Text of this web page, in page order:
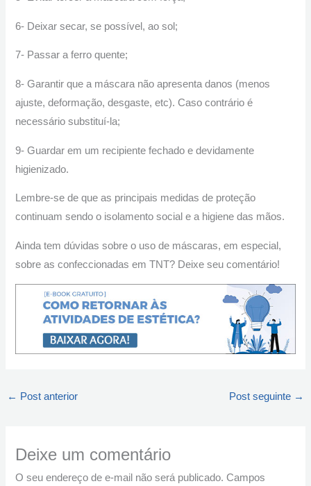
6- Deixar secar, se possível, ao sol;
7- Passar a ferro quente;
8- Garantir que a máscara não apresenta danos (menos
ajuste, deformação, desgaste, etc). Caso contrário é
necessário substituí-la;
9- Guardar em um recipiente fechado e devidamente
higienizado.
Lembre-se de que as principais medidas de proteção
continuam sendo o isolamento social e a higiene das mãos.
Ainda tem dúvidas sobre o uso de máscaras, em especial,
sobre as confeccionadas em TNT? Deixe seu comentário!
← Post anterior Post seguinte →
Deixe um comentário
O seu endereço de e-mail não será publicado. Campos